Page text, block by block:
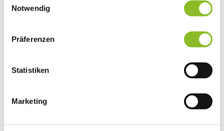
Notwendig
Präferenzen
Statistiken
Marketing